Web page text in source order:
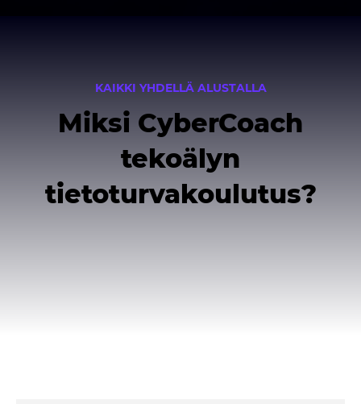
KAIKKI YHDELLÄ ALUSTALLA
Miksi CyberCoach
tekoälyn
tietoturvakoulutus?